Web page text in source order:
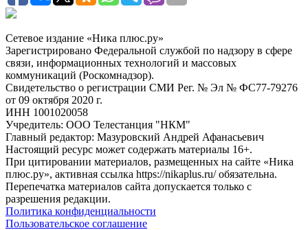
Сетевое издание «Ника плюс.ру»
Зарегистрировано Федеральной службой по надзору в сфере
связи, информационных технологий и массовых
коммуникаций (Роскомнадзор).
Свидетельство о регистрации СМИ Рег. № Эл № ФС77-79276
от 09 октября 2020 г.
ИНН 1001020058
Учредитель: ООО Телестанция "НКМ"
Главный редактор: Мазуровский Андрей Афанасьевич
Настоящий ресурс может содержать материалы 16+.
При цитировании материалов, размещенных на сайте «Ника
плюс.ру», активная ссылка https://nikaplus.ru/ обязательна.
Перепечатка материалов сайта допускается только с
разрешения редакции.
Политика конфиденциальности
Пользовательское соглашение